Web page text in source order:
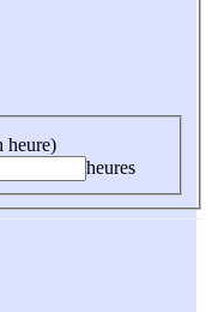
heure)
heures